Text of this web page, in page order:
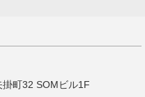
町32 SOMビル1F